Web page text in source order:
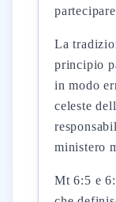
La
principio
in modo
celeste
ministero
Mt 6:5 e